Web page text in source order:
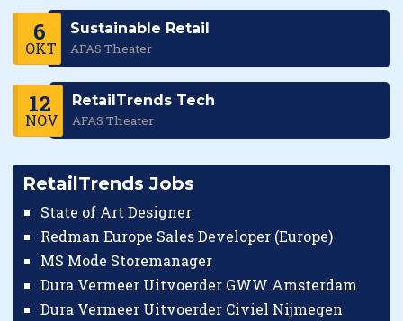
6
OKT
Sustainable Retail
AFAS Theater
12
NOV
RetailTrends Tech
AFAS Theater
RetailTrends Jobs
State of Art Designer
Redman Europe Sales Developer (Europe)
MS Mode Storemanager
Dura Vermeer Uitvoerder GWW Amsterdam
Dura Vermeer Uitvoerder Civiel Nijmegen